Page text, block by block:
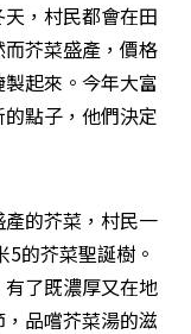
，村民都會在田
芥菜盛產，價格
起來。今年大富
點子，他們決定
的芥菜，村民一
的芥菜聖誕樹。
了既濃厚又在地
品嚐芥菜湯的滋